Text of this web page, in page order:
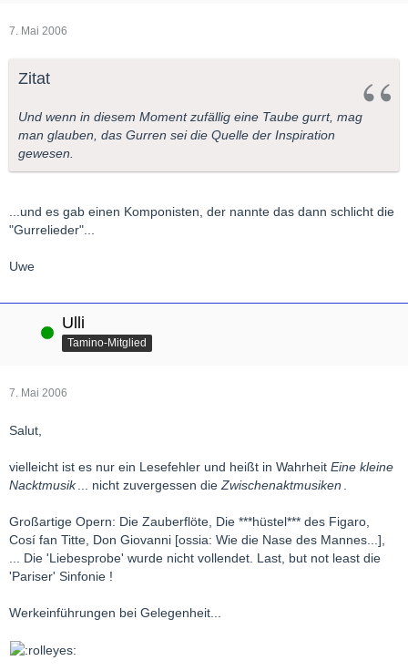
7. Mai 2006
Zitat
Und wenn in diesem Moment zufällig eine Taube gurrt, mag
man glauben, das Gurren sei die Quelle der Inspiration
gewesen.
...und es gab einen Komponisten, der nannte das dann schlicht die
"Gurrelieder"...
Uwe
Online Ulli
Tamino-Mitglied
7. Mai 2006
Salut,
vielleicht ist es nur ein Lesefehler und heißt in Wahrheit Eine kleine
Nacktmusik
... nicht zuvergessen die Zwischenaktmusiken
Großartige Opern: Die Zauberflöte, Die ***hüstel*** des Figaro,
Cosí fan Titte, Don Giovanni [ossia: Wie die Nase des Mannes...],
... Die 'Liebesprobe' wurde nicht vollendet. Last, but not least die
'Pariser' Sinfonie !
Werkeinführungen bei Gelegenheit...